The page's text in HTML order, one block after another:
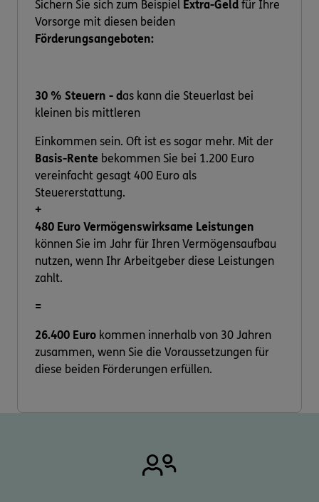
Sichern Sie sich zum Beispiel Extra-Geld für Ihre
Vorsorge mit diesen beiden
Förderungsangeboten:
30 % Steuern - das kann die Steuerlast bei
kleinen bis mittleren
Einkommen sein. Oft ist es sogar mehr. Mit der
Basis-Rente bekommen Sie bei 1.200 Euro
vereinfacht gesagt 400 Euro als
Steuererstattung.
+
480 Euro Vermögenswirksame Leistungen
können Sie im Jahr für Ihren Vermögensaufbau
nutzen, wenn Ihr Arbeitgeber diese Leistungen
zahlt.
=
26.400 Euro kommen innerhalb von 30 Jahren
zusammen, wenn Sie die Voraussetzungen für
diese beiden Förderungen erfüllen.